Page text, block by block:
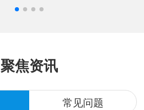
聚焦资讯
常见问题